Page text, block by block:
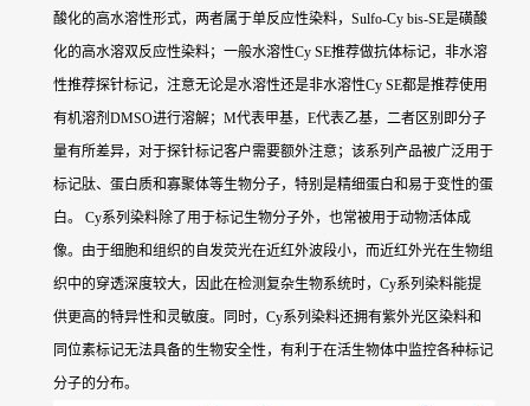
酸化的高水溶性形式，两者属于单反应性染料，Sulfo-Cy bis-SE是磺酸
化的高水溶双反应性染料；一般水溶性Cy SE推荐做抗体标记，非水溶
性推荐探针标记，注意无论是水溶性还是非水溶性Cy SE都是推荐使用
有机溶剂DMSO进行溶解；M代表甲基，E代表乙基，二者区别即分子
量有所差异，对于探针标记客户需要额外注意；该系列产品被广泛用于
标记肽、蛋白质和寡聚体等生物分子，特别是精细蛋白和易于变性的蛋
白。 Cy系列染料除了用于标记生物分子外，也常被用于动物活体成
像。由于细胞和组织的自发荧光在近红外波段小，而近红外光在生物组
织中的穿透深度较大，因此在检测复杂生物系统时，Cy系列染料能提
供更高的特异性和灵敏度。同时，Cy系列染料还拥有紫外光区染料和
同位素标记无法具备的生物安全性，有利于在活生物体中监控各种标记
分子的分布。